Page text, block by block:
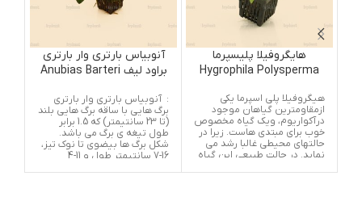
هایگروفیلا پلیسپرما
Hygrophila Polysperma
هیگروفیلا پلی اسپرما یکی
ازمقاومترین گیاهان موجود
درآکواریوم، ویک گیاه مخصوص
خوب برای مبتدی هاست. زیرا در
حالتهای محیطی غالبا رشد می
نماید. در حالت طبیعی این گیاه
است از رشد گروهی آن جلوگیری
آنوبیاس بارتری وار بارتری
براود لیف Anubias Barteri
: آنوبیاس بارتری وار بارتری
برگ هایی با ساقه برگ هایی بلند
(تا 23 سانتیمتر) که 1.5 برابر
طول تیغه ی برگ می باشد.
شکل برگ ها بیضوی تا نوک تیز،
16-7 سانتیمتر طول و 11-4